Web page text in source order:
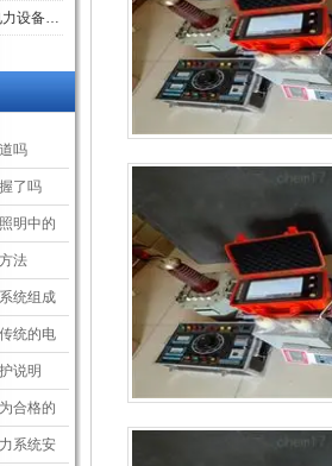
开关触指头压力测试仪电力设备安全的“隐形守护者”
吗
了吗
明中的
法
统组成
统的电
说明
合格的
系统安